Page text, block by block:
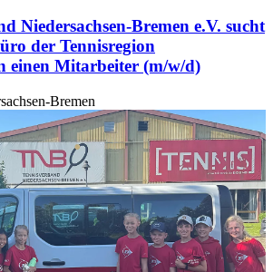
Niedersachsen-Bremen e.V. sucht
der Tennisregion
einen Mitarbeiter (m/w/d)
Bremen